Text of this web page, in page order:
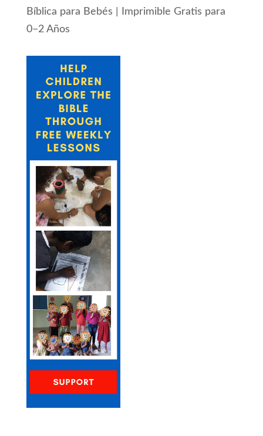
Bíblica para Bebés | Imprimible Gratis para
0–2 Años